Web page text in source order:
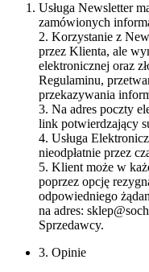
Usługa Newsletter
zamówionych
2. Korzystanie z
przez Klienta, ale
elektronicznej oraz
Regulaminu,
przekazywania
3. Na adres poczty
link potwierdzający
4. Usługa
nieodpłatnie przez
5. Klient może w
poprzez opcję
odpowiedniego
na adres:
Sprzedawcy.
3. Opinie